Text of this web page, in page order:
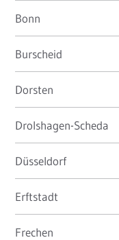
Bonn
Burscheid
Dorsten
Drolshagen-Scheda
Düsseldorf
Erftstadt
Frechen